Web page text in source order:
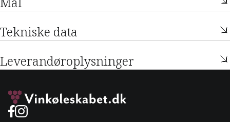
Tekniske data
Leverandøroplysninger